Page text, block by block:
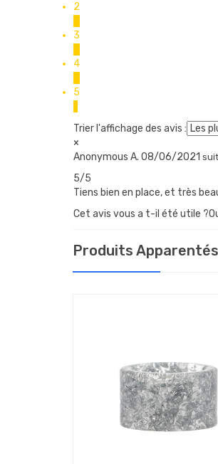
2
3
4
5
Trier l'affichage des avis :
×
Anonymous A. 08/06/2021
5/5
Tiens bien en place, et très
Cet avis vous a t-il été utile
Produits Apparentés